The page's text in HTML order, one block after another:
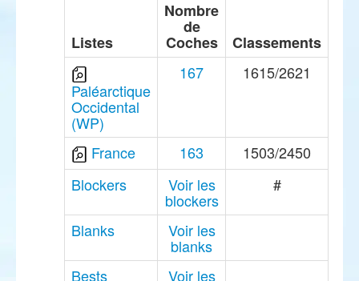
Listes
Nombre
de
Coches Classements
Paléarctique
Occidental
(WP)
167 1615/2621
France 163
1503/2450
Blockers
Voir les
blockers
#
Blanks Voir les
blanks
Bests
Voir les